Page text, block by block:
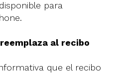
para
al recibo
que el recibo